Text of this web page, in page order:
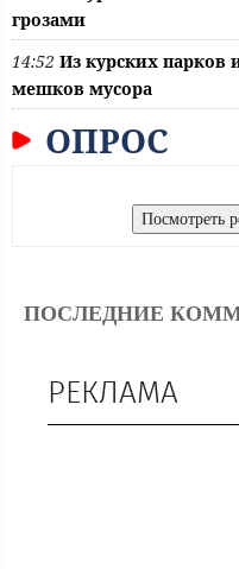
грозами
14:52 Из курских парков
мешков мусора
ОПРОС
ПОСЛЕДНИЕ
РЕКЛАМА